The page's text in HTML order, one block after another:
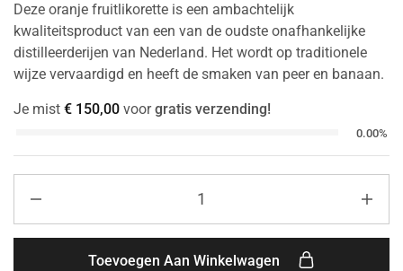
Deze oranje fruitlikorette is een ambachtelijk
kwaliteitsproduct van een van de oudste onafhankelijke
distilleerderijen van Nederland. Het wordt op traditionele
wijze vervaardigd en heeft de smaken van peer en banaan.
Je mist € 150,00 voorgratis verzending!
0.00%
Toevoegen Aan Winkelwagen